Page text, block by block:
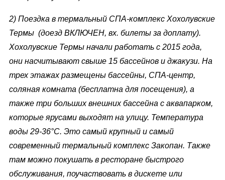
2) Поездка в термальный СПА-комплекс Хохолувские
Термы (доезд ВКЛЮЧЕН, вх. билеты за доплату).
Хохолувские Термы начали работать с 2015 года,
они насчитывают свыше 15 бассейнов и джакузи. На
трех этажах размещены бассейны, СПА-центр,
соляная комната (бесплатна для посещения), а
также три больших внешних бассейна с аквапарком,
которые ярусами выходят на улицу. Температура
воды 29-36°С. Это самый крупный и самый
современный термальный комплекс Закопан. Также
там можно покушать в ресторане быстрого
обслуживания, поучаствовать в дискете или